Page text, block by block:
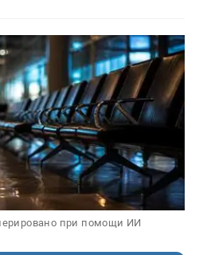
при помощи ИИ